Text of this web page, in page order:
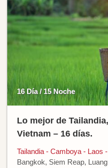
16 Día / 15 Noche
Lo mejor de
Vietnam – 16 días.
Tailandia - Camboya - Laos
Bangkok, Siem Reap,